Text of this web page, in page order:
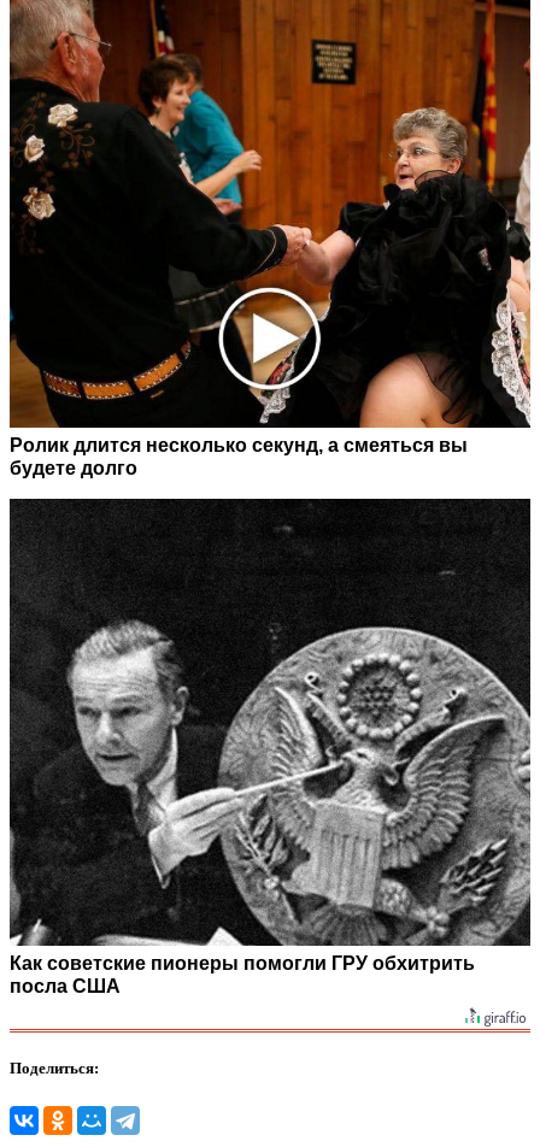
Ролик длится несколько секунд, а смеяться вы
будете долго
Как советские пионеры помогли ГРУ обхитрить
посла США
Поделиться: